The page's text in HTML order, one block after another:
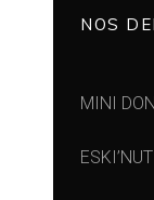
NOS
MINI
ESKI’NUT